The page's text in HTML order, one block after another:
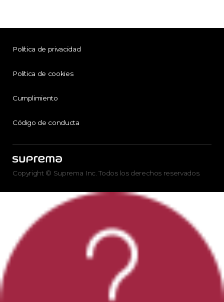
Política de privacidad
Política de cookies
Cumplimiento
Código de conducta
Copyright © Suprema Inc. Todos los derechos reservados.